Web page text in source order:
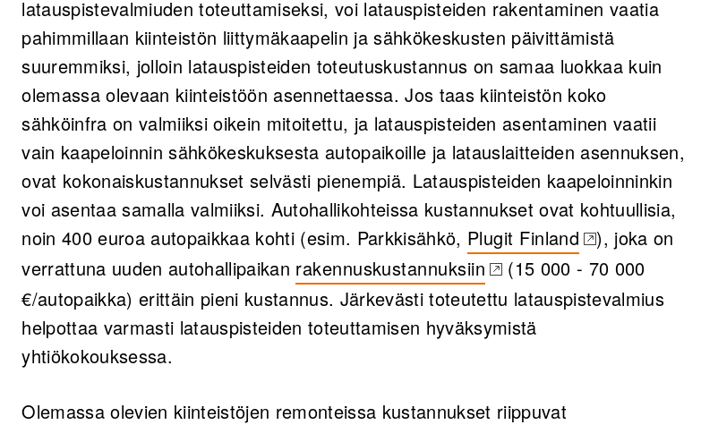
latauspistevalmiuden toteuttamiseksi, voi latauspisteiden rakentaminen vaatia
pahimmillaan kiinteistön liittymäkaapelin ja sähkökeskusten päivittämistä
suuremmiksi, jolloin latauspisteiden toteutuskustannus on samaa luokkaa kuin
olemassa olevaan kiinteistöön asennettaessa. Jos taas kiinteistön koko
sähköinfra on valmiiksi oikein mitoitettu, ja latauspisteiden asentaminen vaatii
vain kaapeloinnin sähkökeskuksesta autopaikoille ja latauslaitteiden asennuksen,
ovat kokonaiskustannukset selvästi pienempiä. Latauspisteiden kaapeloinninkin
voi asentaa samalla valmiiksi. Autohallikohteissa kustannukset ovat kohtuullisia,
noin 400 euroa autopaikkaa kohti (esim. Parkkisähkö, Plugit Finland
(opens in a new tab)
), joka on
verrattuna uuden autohallipaikan rakennuskustannuksiin
(opens in a new tab)
(15 000 - 70 000
€/autopaikka) erittäin pieni kustannus. Järkevästi toteutettu latauspistevalmius
helpottaa varmasti latauspisteiden toteuttamisen hyväksymistä
yhtiökokouksessa.
Olemassa olevien kiinteistöjen remonteissa kustannukset riippuvat